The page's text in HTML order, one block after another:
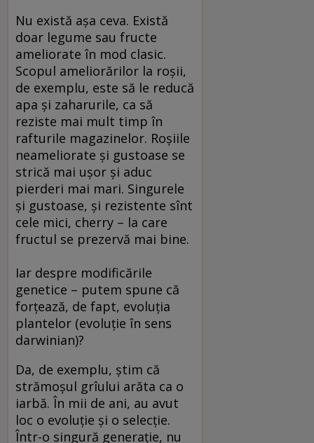
Nu există aşa ceva. Există
doar legume sau fructe
ameliorate în mod clasic.
Scopul ameliorărilor la roşii,
de exemplu, este să le reducă
apa şi zaharurile, ca să
reziste mai mult timp în
rafturile magazinelor. Roşiile
neameliorate şi gustoase se
strică mai uşor şi aduc
pierderi mai mari. Singurele
şi gustoase, şi rezistente sînt
cele mici, cherry – la care
fructul se prezervă mai bine.
Iar despre modificările
genetice – putem spune că
forţează, de fapt, evoluţia
plantelor (evoluţie în sens
darwinian)?
Da, de exemplu, ştim că
strămoşul grîului arăta ca o
iarbă. În mii de ani, au avut
loc o evoluţie şi o selecţie.
Într-o singură generaţie, nu